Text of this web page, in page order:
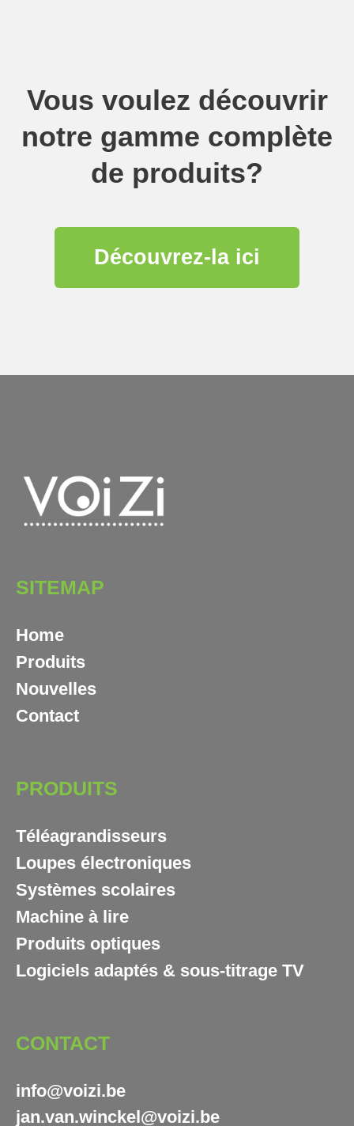
Vous voulez découvrir
notre gamme complète
de produits?
Découvrez-la ici
SITEMAP
Home
Produits
Nouvelles
Contact
PRODUITS
Téléagrandisseurs
Loupes électroniques
Systèmes scolaires
Machine à lire
Produits optiques
Logiciels adaptés & sous-titrage TV
CONTACT
info@voizi.be
jan.van.winckel@voizi.be